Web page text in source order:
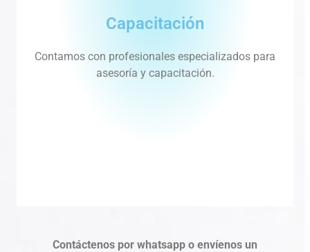
Capacitación
Contamos con profesionales especializados para
asesoría y capacitación.
Contáctenos por whatsapp o envíenos un